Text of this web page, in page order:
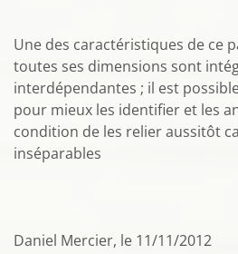
Une des caractéristiques de ce
toutes ses dimensions sont
interdépendantes ; il est
pour mieux les identifier et les
condition de les relier aussitôt
inséparables
Daniel Mercier, le 11/11/2012